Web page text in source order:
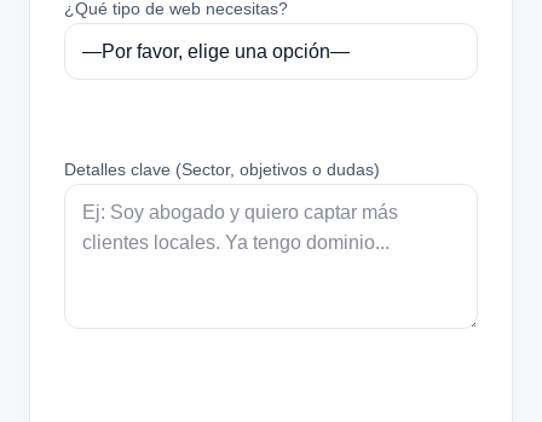
¿Qué tipo de web necesitas?
Detalles clave (Sector, objetivos o dudas)